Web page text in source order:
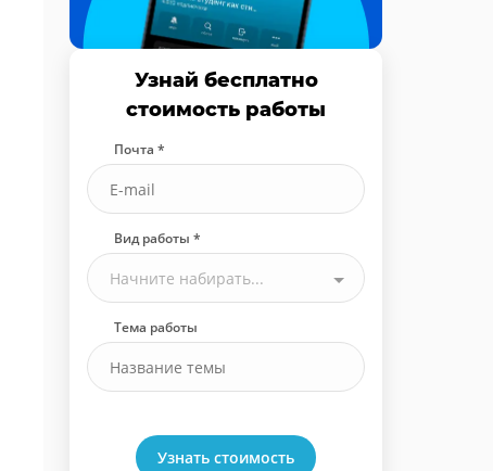
Узнай бесплатно
стоимость работы
Почта *
Вид работы *
Начните набирать...
Тема работы
Узнать стоимость